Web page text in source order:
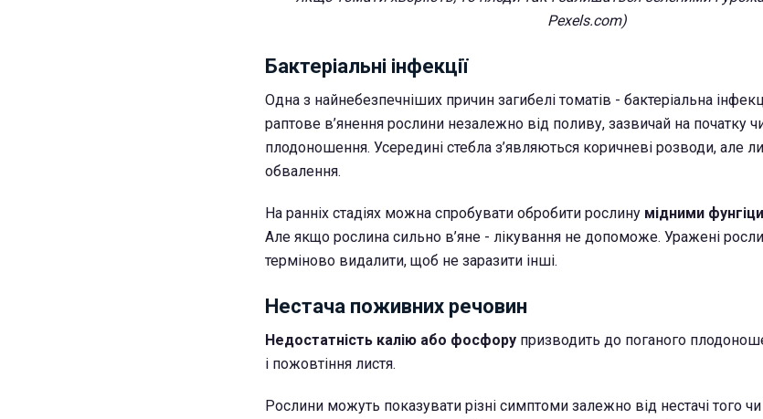
Pexels.com)
Бактеріальні інфекції
Одна з найнебезпечніших причин загибелі томатів - бактеріальна
раптове в’янення рослини незалежно від поливу, зазвичай на початку
плодоношення. Усередині стебла з’являються коричневі розводи, але
обвалення.
На ранніх стадіях можна спробувати обробити рослину мідними
Але якщо рослина сильно в’яне - лікування не допоможе. Уражені
терміново видалити, щоб не заразити інші.
Нестача поживних речовин
Недостатність калію або фосфору призводить до поганого
і пожовтіння листя.
Рослини можуть показувати різні симптоми залежно від нестачі того